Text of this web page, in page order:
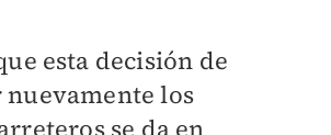
esta decisión de
los